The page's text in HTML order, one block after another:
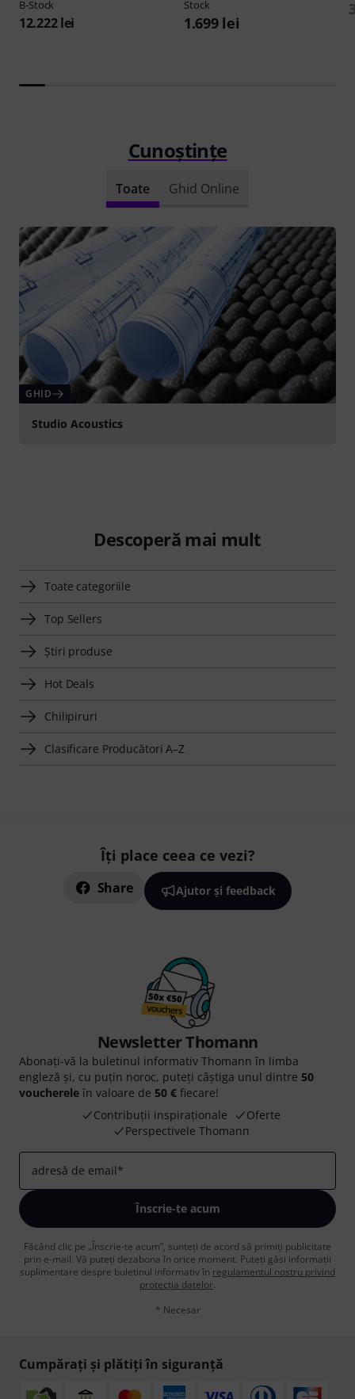
B-Stock
12.222 lei
Stock
1.699 lei
Cunoștințe
Toate Ghid Online
GHID
Studio Acoustics
Descoperă mai mult
Toate categoriile
Top Sellers
Știri produse
Hot Deals
Chilipiruri
Clasificare Producători A–Z
Îți place ceea ce vezi?
Share Ajutor și feedback
Newsletter Thomann
Abonați-vă la buletinul informativ Thomann în limba
engleză și, cu puțin noroc, puteți câștiga unul dintre 50
voucherele în valoare de 50 € fiecare!
Contribuții inspiraționale
Oferte
Perspectivele Thomann
adresă de email*
Înscrie-te acum
Făcând clic pe „Înscrie-te acum”, sunteți de acord să primiți publicitate
prin e-mail. Vă puteți dezabona în orice moment. Puteți găsi informații
suplimentare despre buletinul informativ în regulamentul nostru privind
protecția datelor.
* Necesar
Cumpărați și plătiți în siguranță